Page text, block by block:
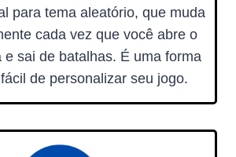
para tema aleatório, que muda
cada vez que você abre o
e sai de batalhas. É uma forma
de personalizar seu jogo.